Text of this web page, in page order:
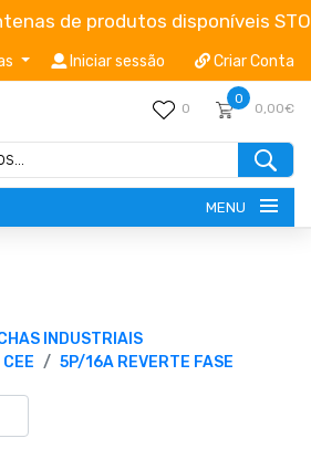
de produtos disponíveis
Iniciar sessão Criar Conta
0
0
0,00€
MENU
INDUSTRIAIS
5P/16A REVERTE FASE